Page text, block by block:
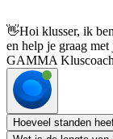
👋Hoi klusser, ik
en help je graag met
GAMMA
Hoeveel standen